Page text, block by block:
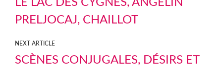
LE LAC DES CYGNES, ANGELIN
PRELJOCAJ, CHAILLOT
NEXT ARTICLE
SCÈNES CONJUGALES, DÉSIRS ET